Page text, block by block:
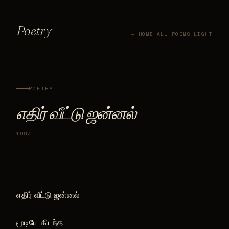
Poetry ← HOME ALL POEMS LIGHT
POETRY
எதிர் வீட்டு ஜன்னல்
1997
எதிர் வீட்டு ஜன்னல்
மூடியே கிடந்த